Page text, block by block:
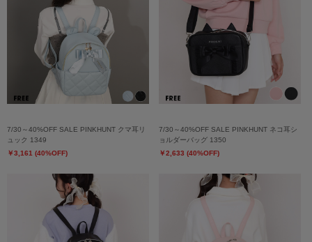
7/30～40%OFF SALE PINKHUNT クマ耳リ
ュック 1349
￥3,161 (40%OFF)
7/30～40%OFF SALE PINKHUNT ネコ耳シ
ョルダーバッグ 1350
￥2,633 (40%OFF)